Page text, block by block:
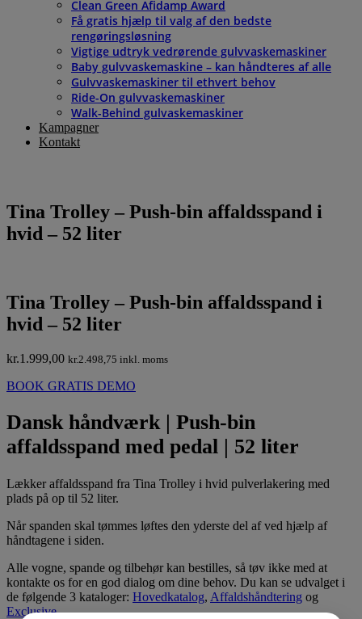
Clean Green Afidamp Award
Få gratis hjælp til valg af den bedste
rengøringsløsning
Vigtige udtryk vedrørende gulvvaskemaskiner
Baby gulvvaskemaskine – kan håndteres af alle
Gulvvaskemaskiner til ethvert behov
Ride-On gulvvaskemaskiner
Walk-Behind gulvaskemaskiner
Kampagner
Kontakt
Tina Trolley – Push-bin affaldsspand i
hvid – 52 liter
Tina Trolley – Push-bin affaldsspand i
hvid – 52 liter
kr.1.999,00 kr.2.498,75 inkl. moms
BOOK GRATIS DEMO
Dansk håndværk | Push-bin
affaldsspand med pedal | 52 liter
Lækker affaldsspand fra Tina Trolley i hvid pulverlakering med
plads på op til 52 liter.
Når spanden skal tømmes løftes den yderste del af ved hjælp af
håndtagene i siden.
Alle vogne, spande og tilbehør kan bestilles, så tøv ikke med at
kontakte os for en god dialog om dine behov. Du kan se udvalget i
de følgende 3 kataloger: Hovedkatalog, Affaldshåndtering og
Exclusive.